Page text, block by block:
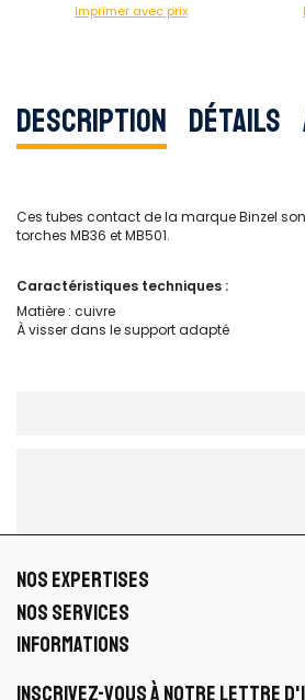
Imprimer avec prix
Description Détails
Ces tubes contact de la marque Binzel
torches MB36 et MB501.
Caractéristiques techniques :
Matière : cuivre
À visser dans le support adapté
NOS EXPERTISES
NOS SERVICES
INFORMATIONS
INSCRIVEZ-VOUS À NOTRE LETTRE